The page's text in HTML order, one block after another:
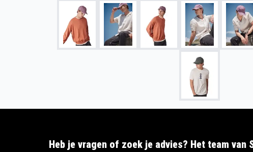
Heb je vragen of zoek je advies? Het team